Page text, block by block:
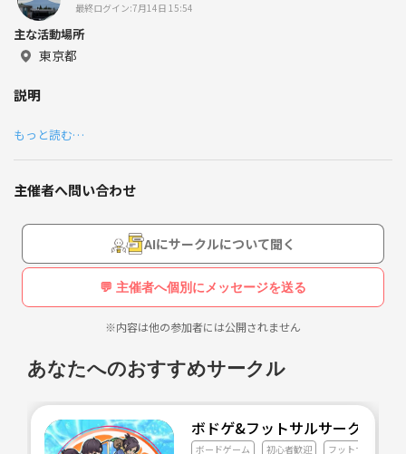
最終ログイン:7月14日 15:54
主な活動場所
東京都
説明
もっと読む…
主催者へ問い合わせ
AIにサークルについて聞く
💬 主催者へ個別にメッセージを送る
※内容は他の参加者には公開されません
あなたへのおすすめサークル
ボドゲ&フットサルサークル
ボードゲーム 初心者歓迎 フットサル